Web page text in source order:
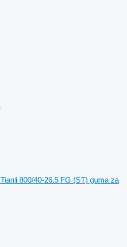
Tianli 800/40-26.5 FG (ST) guma za